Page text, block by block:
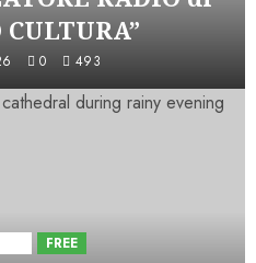
CULTURA”
0 493
FREE